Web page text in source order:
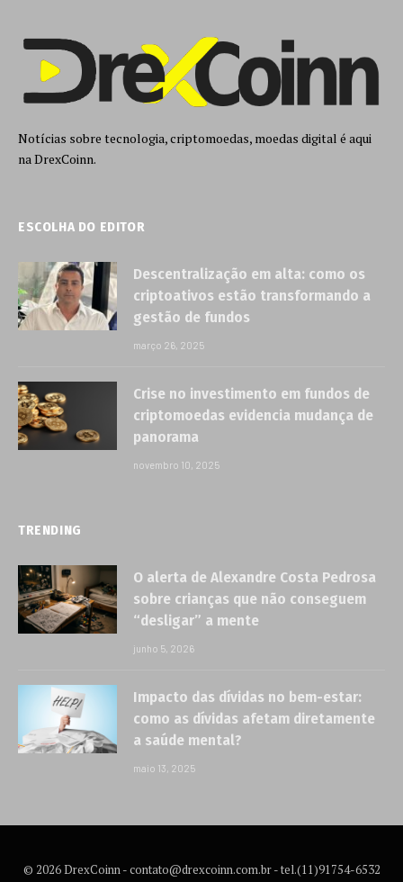
Notícias sobre tecnologia, criptomoedas, moedas digital é aqui
na DrexCoinn.
ESCOLHA DO EDITOR
Descentralização em alta: como os
criptoativos estão transformando a
gestão de fundos
março 26, 2025
Crise no investimento em fundos de
criptomoedas evidencia mudança de
panorama
novembro 10, 2025
TRENDING
O alerta de Alexandre Costa Pedrosa
sobre crianças que não conseguem
“desligar” a mente
junho 5, 2026
Impacto das dívidas no bem-estar:
como as dívidas afetam diretamente
a saúde mental?
maio 13, 2025
© 2026 DrexCoinn -contato@drexcoinn.com.br- tel.(11)91754-6532